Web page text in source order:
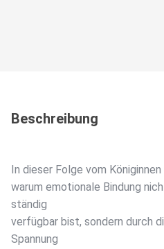
Beschreibung
In dieser Folge vom
warum emotionale Bindung
ständig
verfügbar bist, sondern durch
Spannung